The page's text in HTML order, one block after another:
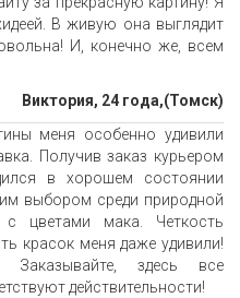
В живую она выглядит
И, конечно же, всем
Виктория, 24 года,(Томск)
меня особенно удивили
Получив заказ курьером
в хорошем состоянии
выбором среди природной
цветами мака. Четкость
красок меня даже удивили!
здесь все
действительности!